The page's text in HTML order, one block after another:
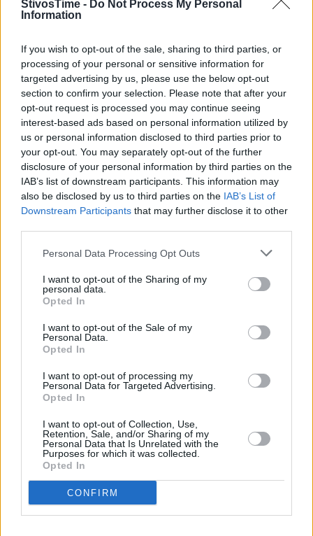
StivosTime - Do Not Process My Personal
Information
If you wish to opt-out of the sale, sharing to third parties, or
processing of your personal or sensitive information for
targeted advertising by us, please use the below opt-out
section to confirm your selection. Please note that after your
opt-out request is processed you may continue seeing
interest-based ads based on personal information utilized by
us or personal information disclosed to third parties prior to
your opt-out. You may separately opt-out of the further
disclosure of your personal information by third parties on the
IAB’s list of downstream participants. This information may
also be disclosed by us to third parties on the IAB’s List of
Downstream Participants that may further disclose it to other
Personal Data Processing Opt Outs
I want to opt-out of the Sharing of my
personal data.
Opted In
I want to opt-out of the Sale of my
Personal Data.
Opted In
I want to opt-out of processing my
Personal Data for Targeted Advertising.
Opted In
I want to opt-out of Collection, Use,
Retention, Sale, and/or Sharing of my
Personal Data that Is Unrelated with the
Purposes for which it was collected.
Opted In
CONFIRM
Τόλης Λελεκίδης
Το άρθρο δεν έχει ακόμα βαθμολογηθεί.
Βαθμολογήστε αυτό το άρθρο:
★★★
Οι top των ελίτ
μαραθωνοδρόμων στη
Βοστόνη!
σφαιροβολία ο Ράιαν Κρούζερ
με 23,38μ.»